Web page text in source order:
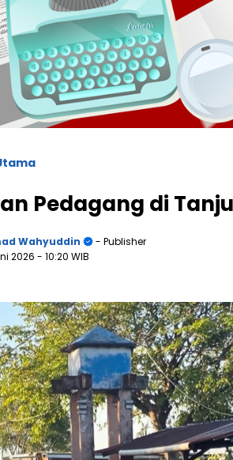
Pedagang di
Wahyuddin
- Publisher
2026 - 10:20 WIB